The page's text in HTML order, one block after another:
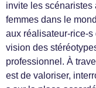
invite les scénaristes
femmes dans le
aux réalisateur-rice-s
vision des
professionnel. À
est de valoriser,